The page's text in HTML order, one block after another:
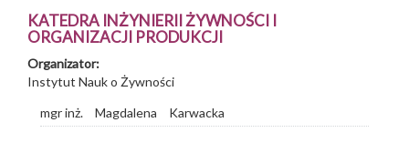
KATEDRA INŻYNIERII ŻYWNOŚCI I
ORGANIZACJI PRODUKCJI
Organizator:
Instytut Nauk o Żywności
mgr inż.
Magdalena Karwacka